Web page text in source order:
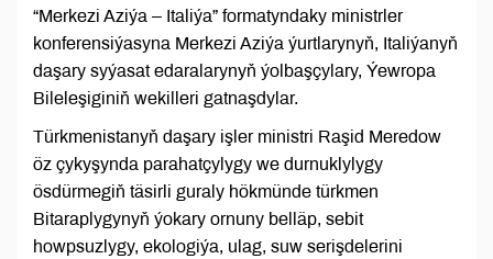
“Merkezi Aziýa – Italiýa” formatyndaky ministrler
konferensiýasyna Merkezi Aziýa ýurtlarynyň, Italiýanyň
daşary syýasat edaralarynyň ýolbaşçylary, Ýewropa
Bileleşiginiň wekilleri gatnaşdylar.
Türkmenistanyň daşary işler ministri Raşid Meredow
öz çykyşynda parahatçylygy we durnuklylygy
ösdürmegiň täsirli guraly hökmünde türkmen
Bitaraplygynyň ýokary ornuny belläp, sebit
howpsuzlygy, ekologiýa, ulag, suw serişdelerini